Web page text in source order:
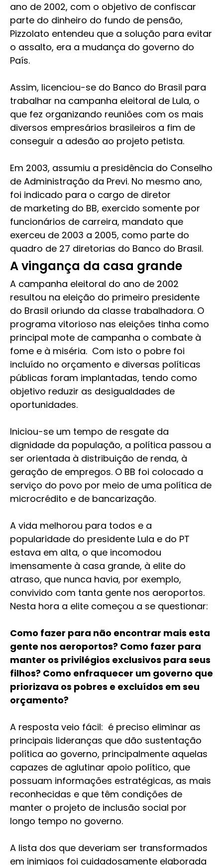
ano de 2002, com o objetivo de confiscar
parte do dinheiro do fundo de pensão,
Pizzolato entendeu que a solução para evitar
o assalto, era a mudança do governo do
País.
Assim, licenciou-se do Banco do Brasil para
trabalhar na campanha eleitoral de Lula, o
que fez organizando reuniões com os mais
diversos empresários brasileiros a fim de
conseguir a adesão ao projeto petista.
Em 2003, assumiu a presidência do Conselho
de Administração da Previ. No mesmo ano,
foi indicado para o cargo de diretor
de marketing do BB, exercido somente por
funcionários de carreira, mandato que
exerceu de 2003 a 2005, como parte do
quadro de 27 diretorias do Banco do Brasil.
A vingança da casa grande
A campanha eleitoral do ano de 2002
resultou na eleição do primeiro presidente
do Brasil oriundo da classe trabalhadora. O
programa vitorioso nas eleições tinha como
principal mote de campanha o combate à
fome e à miséria. Com isto o pobre foi
incluído no orçamento e diversas políticas
públicas foram implantadas, tendo como
objetivo reduzir as desigualdades de
oportunidades.
Iniciou-se um tempo de resgate da
dignidade da população, a política passou a
ser orientada à distribuição de renda, à
geração de empregos. O BB foi colocado a
serviço do povo por meio de uma política de
microcrédito e de bancarização.
A vida melhorou para todos e a
popularidade do presidente Lula e do PT
estava em alta, o que incomodou
imensamente à casa grande, à elite do
atraso, que nunca havia, por exemplo,
convivido com tanta gente nos aeroportos.
Nesta hora a elite começou a se questionar:
Como fazer para não encontrar mais esta
gente nos aeroportos? Como fazer para
manter os privilégios exclusivos para seus
filhos? Como enfraquecer um governo que
priorizava os pobres e excluídos em seu
orçamento?
A resposta veio fácil: é preciso eliminar as
principais lideranças que dão sustentação
política ao governo, principalmente aquelas
capazes de aglutinar apoio político, que
possuam informações estratégicas, as mais
reconhecidas e que têm condições de
manter o projeto de inclusão social por
longo tempo no governo.
A lista dos que deveriam ser transformados
em inimigos foi cuidadosamente elaborada